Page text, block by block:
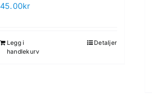
45.00kr
Legg i
handlekurv
Detaljer